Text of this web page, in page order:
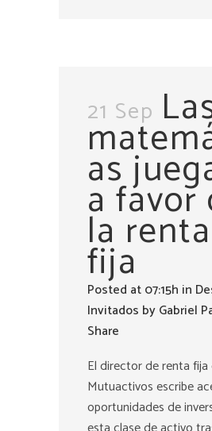
21 Sep
as
a favor
la renta
fija
Posted at 07:15h in
Invitados byGabriel
Share
El director de renta fija
Mutuactivos escribe
oportunidades de